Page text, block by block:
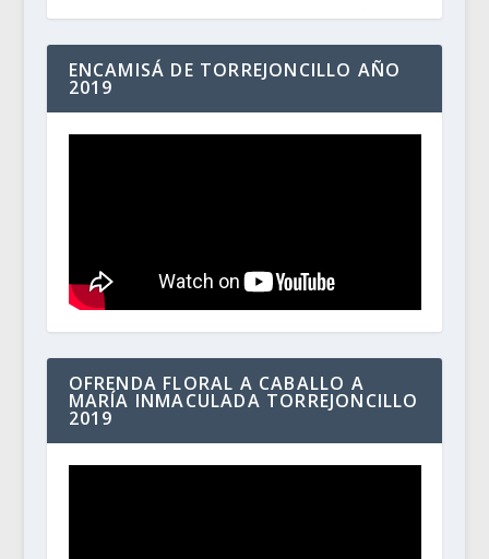
ENCAMISÁ DE TORREJONCILLO AÑO
2019
OFRENDA FLORAL A CABALLO A
MARÍA INMACULADA TORREJONCILLO
2019